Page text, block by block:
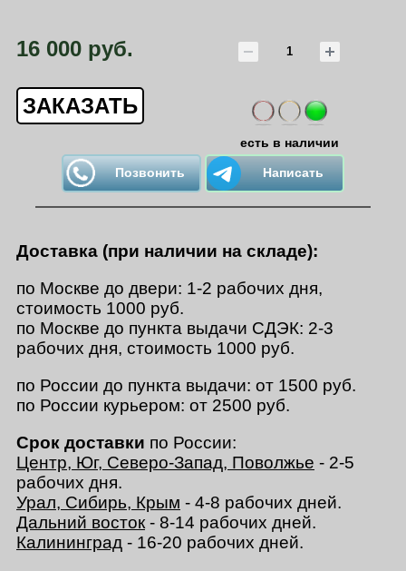
16 000 руб.
ЗАКАЗАТЬ
есть в наличии
Позвонить Написать
Доставка (при наличии на складе):
по Москве до двери: 1-2 рабочих дня,
стоимость 1000 руб.
по Москве до пункта выдачи СДЭК: 2-3
рабочих дня, стоимость 1000 руб.
по России до пункта выдачи: от 1500 руб.
по России курьером: от 2500 руб.
Срок доставки по России:
Центр, Юг, Северо-Запад, Поволжье - 2-5
рабочих дня.
Урал, Сибирь, Крым - 4-8 рабочих дней.
Дальний восток- 8-14 рабочих дней.
Калининград - 16-20 рабочих дней.